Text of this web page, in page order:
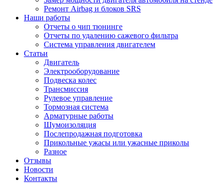
Ремонт Airbag и блоков SRS
Наши работы
Отчеты о чип тюнинге
Отчеты по удалению сажевого фильтра
Система управления двигателем
Статьи
Двигатель
Электрооборудование
Подвеска колес
Трансмиссия
Рулевое управление
Тормозная система
Арматурные работы
Шумоизоляция
Послепродажная подготовка
Прикольные ужасы или ужасные приколы
Разное
Отзывы
Новости
Контакты